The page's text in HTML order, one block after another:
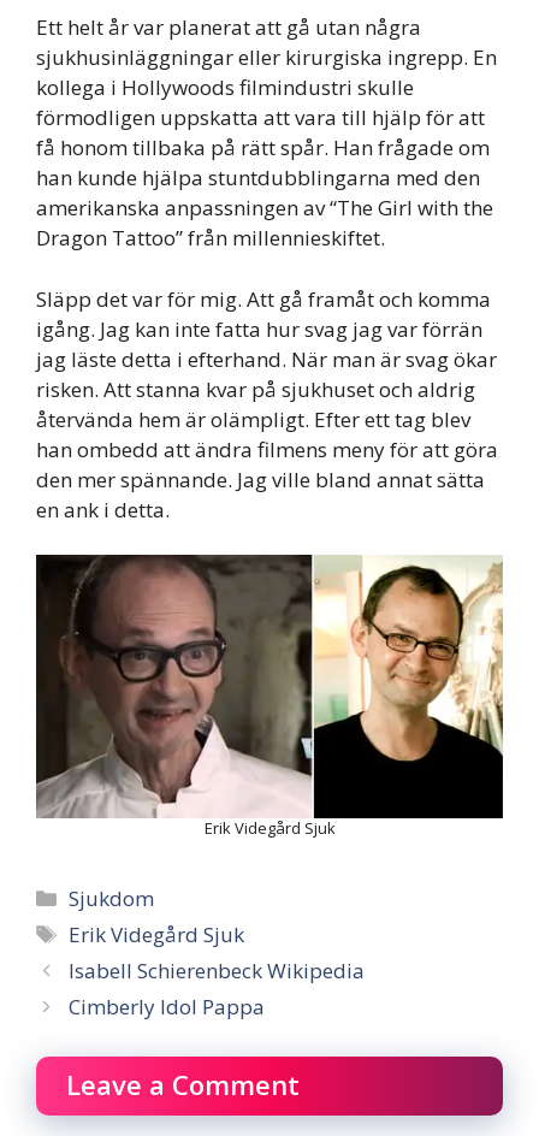
Ett helt år var planerat att gå utan några
sjukhusinläggningar eller kirurgiska ingrepp. En
kollega i Hollywoods filmindustri skulle
förmodligen uppskatta att vara till hjälp för att
få honom tillbaka på rätt spår. Han frågade om
han kunde hjälpa stuntdubblingarna med den
amerikanska anpassningen av “The Girl with the
Dragon Tattoo” från millennieskiftet.
Släpp det var för mig. Att gå framåt och komma
igång. Jag kan inte fatta hur svag jag var förrän
jag läste detta i efterhand. När man är svag ökar
risken. Att stanna kvar på sjukhuset och aldrig
återvända hem är olämpligt. Efter ett tag blev
han ombedd att ändra filmens meny för att göra
den mer spännande. Jag ville bland annat sätta
en ank i detta.
Erik Videgård Sjuk
Categories
Sjukdom
Tags
Erik Videgård Sjuk
Isabell Schierenbeck Wikipedia
Cimberly Idol Pappa
Leave a Comment